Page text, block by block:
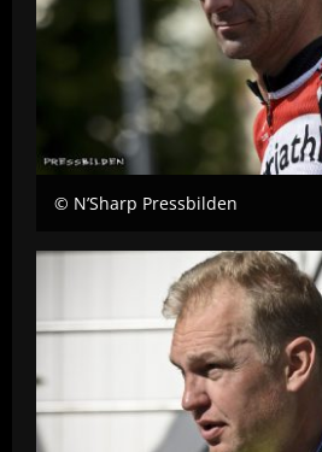
© N’Sharp Pressbilden